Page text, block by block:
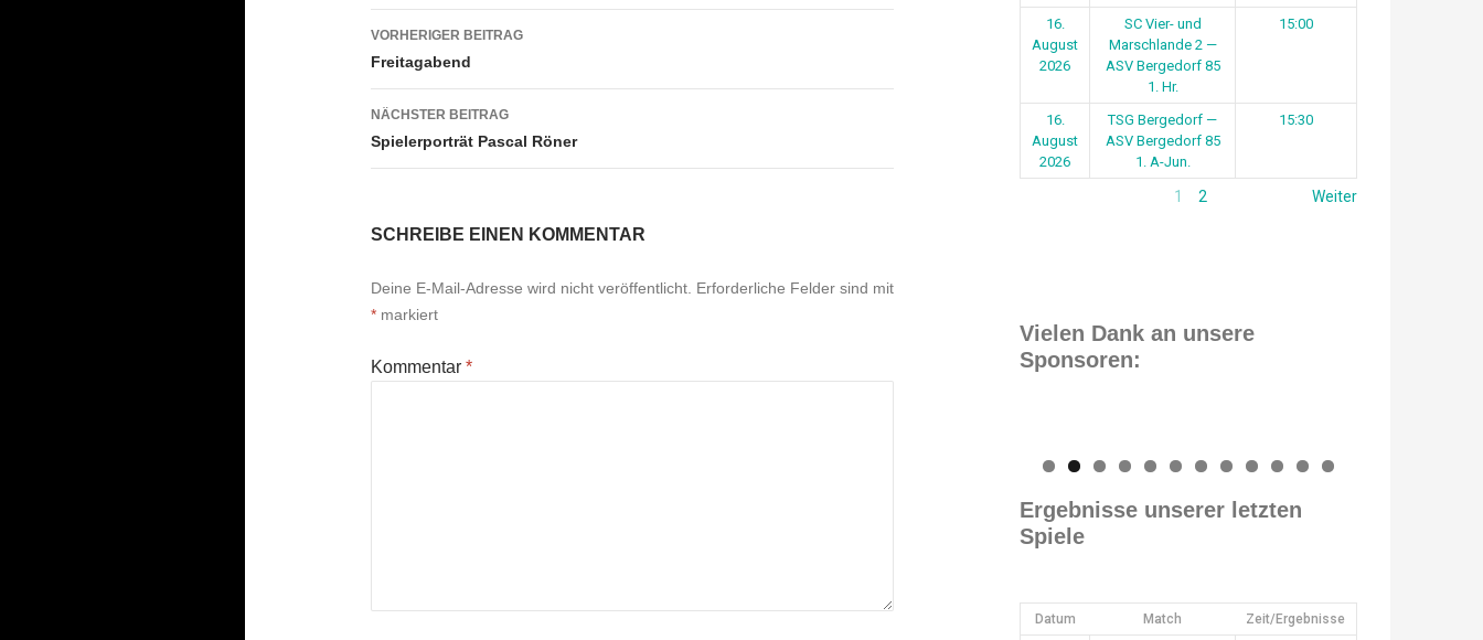
Beitragsnavigation
VORHERIGER BEITRAG
Freitagabend
NÄCHSTER BEITRAG
Spielerporträt Pascal Röner
SCHREIBE EINEN KOMMENTAR
Deine E-Mail-Adresse wird nicht veröffentlicht. Erforderliche Felder sind mit
* markiert
Kommentar *
16.
August
2026
SC Vier- und
Marschlande 2 —
ASV Bergedorf 85
1. Hr.
15:00
16.
August
2026
TSG Bergedorf —
ASV Bergedorf 85
1. A-Jun.
15:30
1 2 Weiter
Vielen Dank an unsere
Sponsoren:
0 1 2
Ergebnisse unserer letzten
Spiele
Datum Match Zeit/Ergebnisse